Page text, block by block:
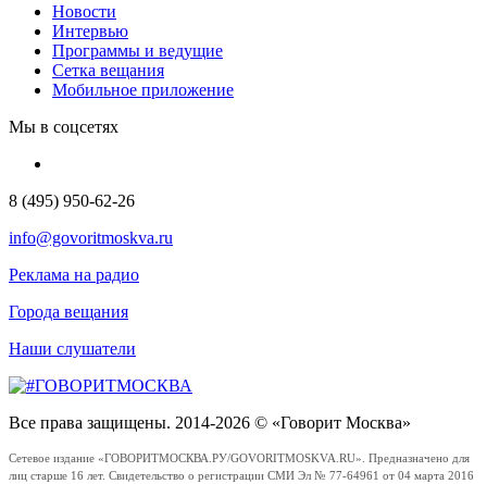
Новости
Интервью
Программы и ведущие
Сетка вещания
Мобильное приложение
Мы в соцсетях
8 (495) 950-62-26
info@govoritmoskva.ru
Реклама на радио
Города вещания
Наши слушатели
Все права защищены. 2014-2026 © «Говорит Москва»
Сетевое издание «ГОВОРИТМОСКВА.РУ/GOVORITMOSKVA.RU». Предназначено для
лиц старше 16 лет. Свидетельство о регистрации СМИ Эл № 77-64961 от 04 марта 2016